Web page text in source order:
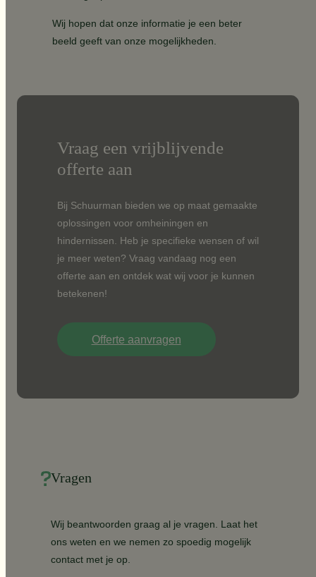
Wij hopen dat onze informatie je een beter
beeld geeft van onze mogelijkheden.
Vraag een vrijblijvende
offerte aan
Bij Schuurman bieden we op maat gemaakte
oplossingen voor omheiningen en
hindernissen. Heb je specifieke wensen of wil
je meer weten? Vraag vandaag nog een
offerte aan en ontdek wat wij voor je kunnen
betekenen!
Offerte aanvragen
Vragen
Wij beantwoorden graag al je vragen. Laat het
ons weten en we nemen zo spoedig mogelijk
contact met je op.